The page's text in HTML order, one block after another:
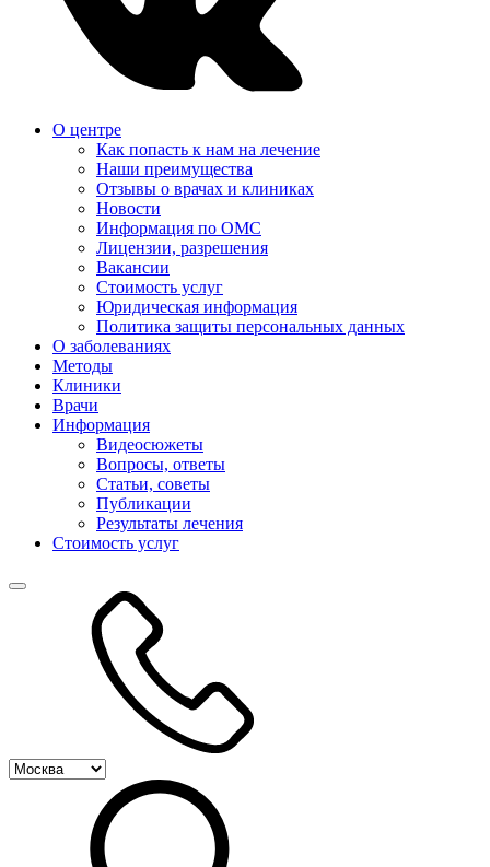
О центре
Как попасть к нам на лечение
Наши преимущества
Отзывы о врачах и клиниках
Новости
Информация по ОМС
Лицензии, разрешения
Вакансии
Стоимость услуг
Юридическая информация
Политика защиты персональных данных
О заболеваниях
Методы
Клиники
Врачи
Информация
Видеосюжеты
Вопросы, ответы
Статьи, советы
Публикации
Результаты лечения
Стоимость услуг